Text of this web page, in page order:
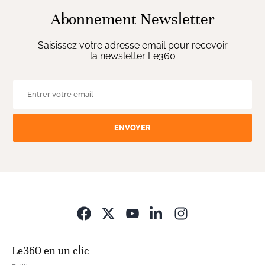
Abonnement Newsletter
Saisissez votre adresse email pour recevoir
la newsletter Le360
ENVOYER
Le360 en un clic